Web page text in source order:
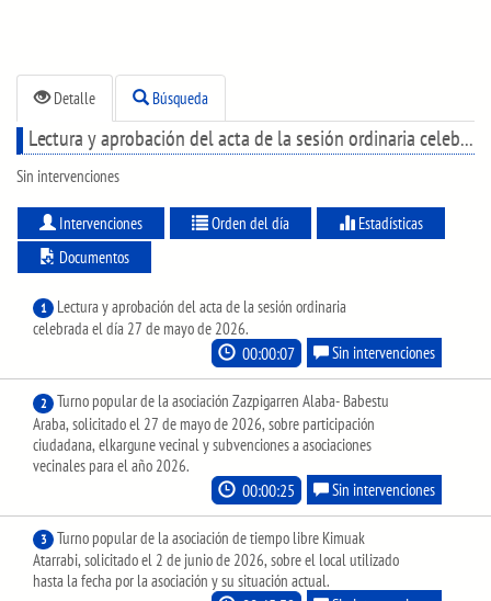
Detalle Búsqueda
Lectura y aprobación del acta de la sesión ordinaria celebrada el día 27 de mayo de 2026.
Sin intervenciones
Intervenciones Orden del día
Estadísticas
Documentos
1
Lectura y aprobación del acta de la sesión ordinaria
celebrada el día 27 de mayo de 2026.
00:00:07 Sin intervenciones
2
Turno popular de la asociación Zazpigarren Alaba- Babestu
Araba, solicitado el 27 de mayo de 2026, sobre participación
ciudadana, elkargune vecinal y subvenciones a asociaciones
vecinales para el año 2026.
00:00:25 Sin intervenciones
3
Turno popular de la asociación de tiempo libre Kimuak
Atarrabi, solicitado el 2 de junio de 2026, sobre el local utilizado
hasta la fecha por la asociación y su situación actual.